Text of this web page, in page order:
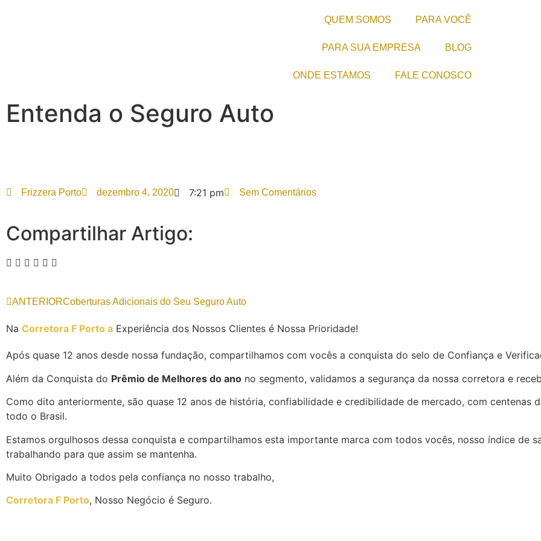
QUEM SOMOS PARA VOCÊ
PARA SUA EMPRESA BLOG
ONDE ESTAMOS FALE CONOSCO
Entenda o Seguro Auto
Frizzera Porto dezembro 4, 2020 7:21 pm Sem Comentários
Compartilhar Artigo:
ANTERIORCoberturas Adicionais do Seu Seguro Auto
Na Corretora F Porto a Experiência dos Nossos Clientes é Nossa Prioridade!
Após quase 12 anos desde nossa fundação, compartilhamos com vocês a conquista do selo de Confiança e
Além da Conquista do Prêmio de Melhores do ano no segmento, validamos a segurança da nossa corretora e
Como dito anteriormente, são quase 12 anos de história, confiabilidade e credibilidade de mercado, com centenas
todo o Brasil.
Estamos orgulhosos dessa conquista e compartilhamos esta importante marca com todos vocês, nosso índice de
trabalhando para que assim se mantenha.
Muito Obrigado a todos pela confiança no nosso trabalho,
Corretora F Porto, Nosso Negócio é Seguro.